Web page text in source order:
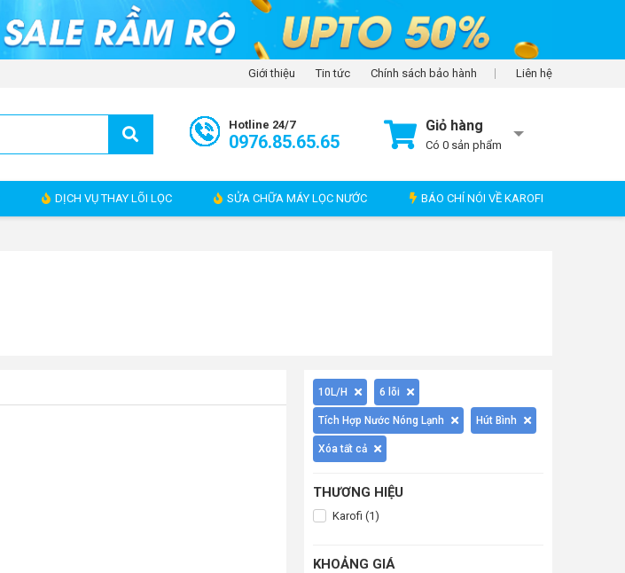
Giới thiệu Tin tức Chính sách bảo hành Liên hệ
Hotline 24/7
0976.85.65.65
Giỏ hàng
Có 0 sản phẩm
DỊCH VỤ THAY LÕI LỌC SỬA CHỮA MÁY LỌC NƯỚC BÁO CHÍ NÓI VỀ KAROFI
10L/H 6 lõi
Tích Hợp Nước Nóng Lạnh Hút Bình
Xóa tất cả
THƯƠNG HIỆU
Karofi (1)
KHOẢNG GIÁ